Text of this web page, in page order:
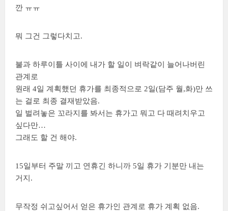
깐 ㅠㅠ
뭐 그건 그렇다치고.
불과 하루이틀 사이에 내가 할 일이 벼락같이 늘어나버린
관계로
원래 4일 계획했던 휴가를 최종적으로 2일(담주 월,화)만 쓰
는 걸로 최종 결재받았음.
일 벌려놓은 꼬라지를 봐서는 휴가고 뭐고 다 때려치우고
싶다만…
그래도 할 건 해야.
15일부터 주말 끼고 연휴긴 하니까 5일 휴가 기분만 내는
거지.
무작정 쉬고싶어서 얻은 휴가인 관계로 휴가 계획 없음.